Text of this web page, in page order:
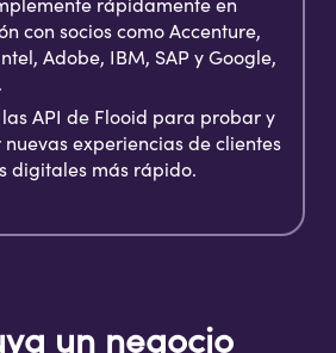
con socios como Accenture,
Adobe, IBM, SAP y Google,
API de Flooid para probar y
experiencias de clientes
digitales más rápido.
un negocio